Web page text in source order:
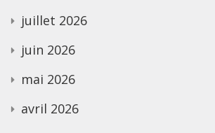
juillet 2026
juin 2026
mai 2026
avril 2026